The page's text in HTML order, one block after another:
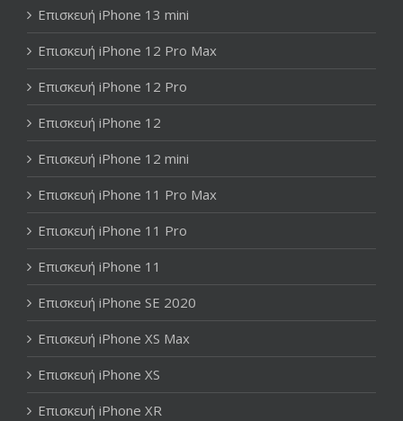
Επισκευή iPhone 13 mini
Επισκευή iPhone 12 Pro Max
Επισκευή iPhone 12 Pro
Επισκευή iPhone 12
Επισκευή iPhone 12 mini
Επισκευή iPhone 11 Pro Max
Επισκευή iPhone 11 Pro
Επισκευή iPhone 11
Επισκευή iPhone SE 2020
Επισκευή iPhone XS Max
Επισκευή iPhone XS
Επισκευή iPhone XR